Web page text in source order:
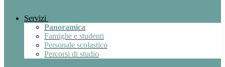
Servizi
Panoramica
Famiglie e studenti
Personale scolastico
Percorsi di studio